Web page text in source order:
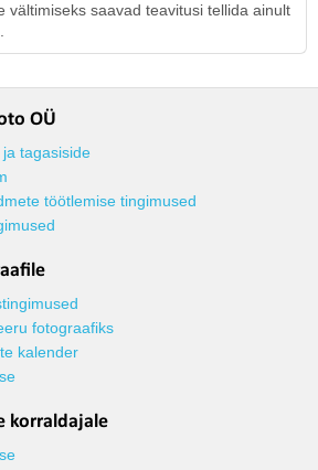
vältimiseks saavad teavitusi tellida ainult
OÜ
ja tagasiside
töötlemise tingimused
fotograafiks
kalender
korraldajale